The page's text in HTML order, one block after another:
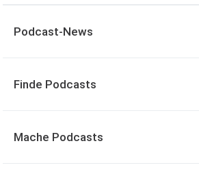
Podcast-News
Finde Podcasts
Mache Podcasts